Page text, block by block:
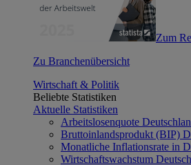
Zum
Zu Branchenübersicht
Wirtschaft & Politik
Beliebte Statistiken
Aktuelle Statistiken
Arbeitslosenquote
Bruttoinlandsprodukt (BIP)
Monatliche Inflationsrate in
Wirtschaftswachstum